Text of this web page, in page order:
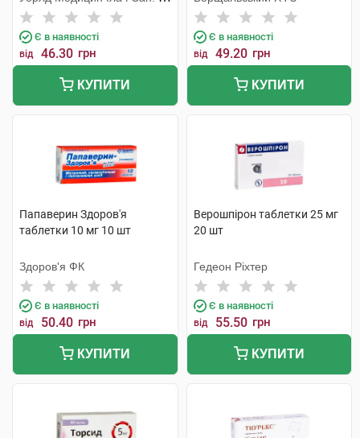
Тідж
Є в наявності
від 46.30 грн
КУПИТИ
Є в наявності
від 49.20 грн
КУПИТИ
Папаверин Здоров'я
таблетки 10 мг 10 шт
Здоров'я ФК
Є в наявності
від 50.40 грн
КУПИТИ
Верошпірон таблетки 25 мг
20 шт
Гедеон Ріхтер
Є в наявності
від 55.50 грн
КУПИТИ